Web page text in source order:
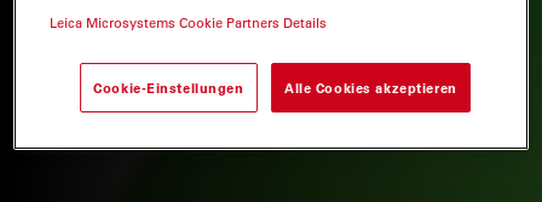
Leica Microsystems Cookie Partners Details
Cookie-Einstellungen Alle Cookies akzeptieren